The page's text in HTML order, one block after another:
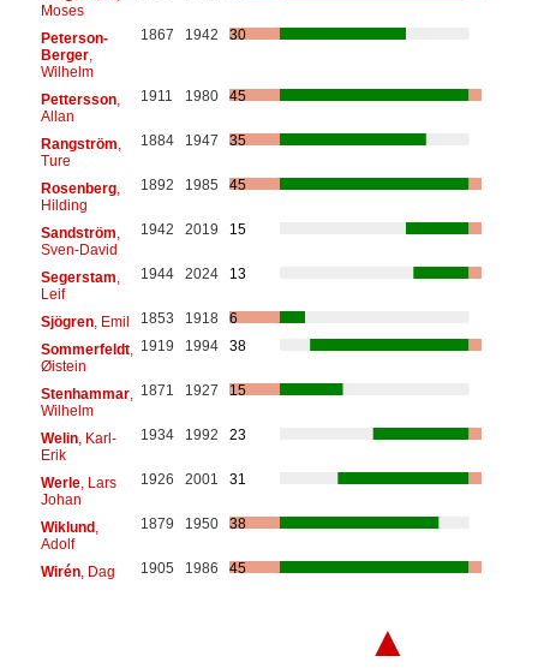
Moses
Peterson-
Berger,
Wilhelm
1867 1942 30
Pettersson,
Allan
1911 1980 45
Rangström
Ture
1884 1947 35
Rosenberg,
Hilding
1892 1985 45
Sandström
Sven-David
1942 2019 15
Segerstam
Leif
1944 2024 13
Sjögren, Emil 1853 1918
6
Sommerfeldt,
Øistein
1919 1994 38
Stenhammar,
Wilhelm
1871 1927 15
Welin, Karl-
Erik
1934 1992 23
Werle, Lars
Johan
1926 2001 31
Wiklund,
Adolf
1879 1950 38
Wirén, Dag 1905 1986 45
▲